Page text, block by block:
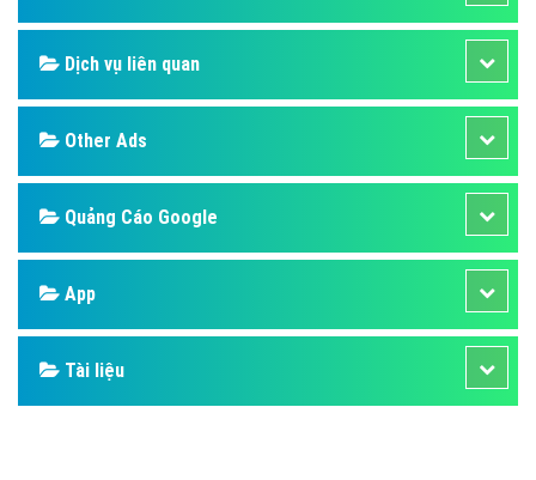
Dịch vụ liên quan
Other Ads
Quảng Cáo Google
App
Tài liệu